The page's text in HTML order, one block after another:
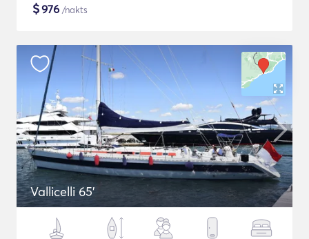
$976 /nakts
Vallicelli 65'